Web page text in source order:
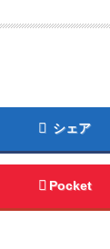
シェア
Pocket